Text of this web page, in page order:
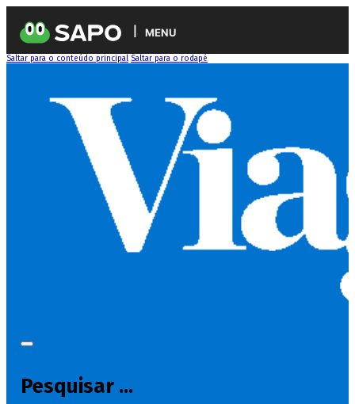
MENU
Saltar para o conteúdo principal Saltar para o rodapé
Pesquisar ...